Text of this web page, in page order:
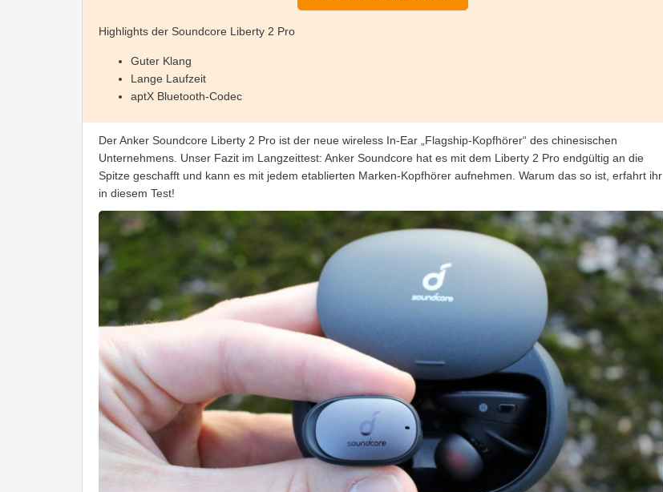
Highlights der Soundcore Liberty 2 Pro
Guter Klang
Lange Laufzeit
aptX Bluetooth-Codec
Der Anker Soundcore Liberty 2 Pro ist der neue wireless In-Ear „Flagship-Kopfhörer“ des chinesischen
Unternehmens. Unser Fazit im Langzeittest: Anker Soundcore hat es mit dem Liberty 2 Pro endgültig an die
Spitze geschafft und kann es mit jedem etablierten Marken-Kopfhörer aufnehmen. Warum das so ist, erfahrt ihr
in diesem Test!